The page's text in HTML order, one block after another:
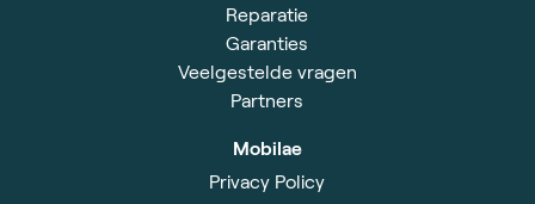
Reparatie
Garanties
Veelgestelde vragen
Partners
Mobilae
Privacy Policy